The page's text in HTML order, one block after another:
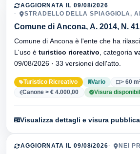
AGGIORNATA IL 09/08/2026
STRADELLO DELLA SPIAGGIOLA,
Comune di Ancona, A. 2014, N. 41
Comune di Ancona è l'ente che ha
L'uso è turistico ricreativo , categoria
09/08/2026 · 33 versionei dell'atto.
Turistico Ricreativo Vario
> 60
Canone > € 4.000,00
Visura
Visualizza dettagli e visura pubblica
AGGIORNATA IL 09/08/2026 NEI